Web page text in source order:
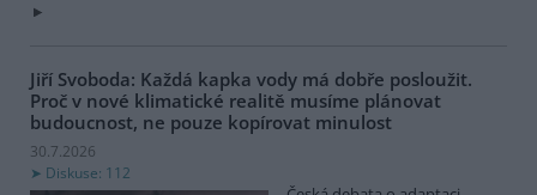
Jiří Svoboda: Každá kapka vody má dobře posloužit.
Proč v nové klimatické realitě musíme plánovat
budoucnost, ne pouze kopírovat minulost
30.7.2026
Diskuse: 112